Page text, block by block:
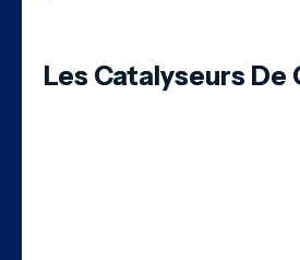
Les Catalyseurs De